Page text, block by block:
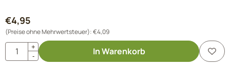
€4,95
(Preise ohne Mehrwertsteuer):€4,09
Anzahl
+
-
In Warenkorb